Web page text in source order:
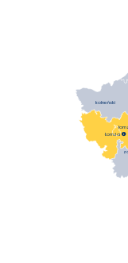
kolneński
Łomża